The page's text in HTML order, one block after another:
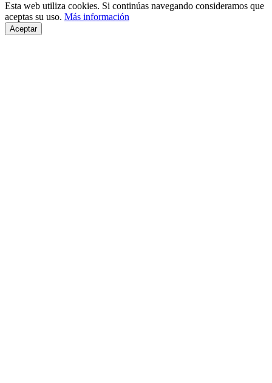
Esta web utiliza cookies. Si continúas navegando consideramos que
aceptas su uso. Más información
Aceptar